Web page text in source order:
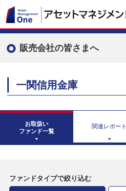
販売会社の皆さまへ
一関信用金庫
お取扱い
ファンド一覧
関連レポート
ファンドタイプで絞り込む